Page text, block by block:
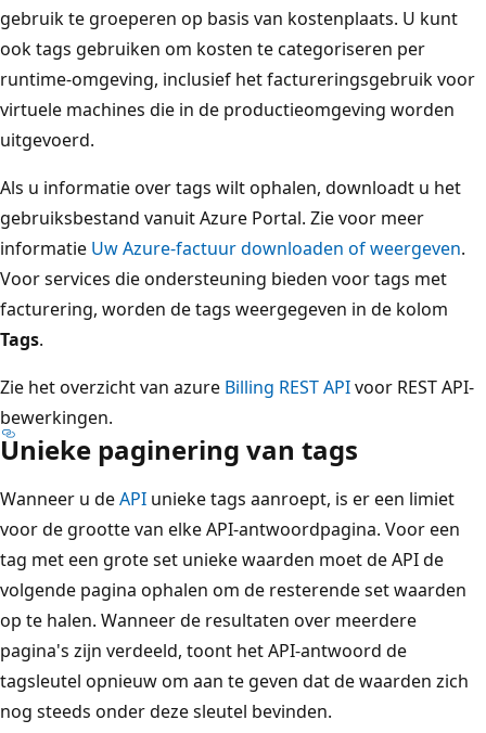
gebruik te groeperen op basis van kostenplaats. U kunt
ook tags gebruiken om kosten te categoriseren per
runtime-omgeving, inclusief het factureringsgebruik voor
virtuele machines die in de productieomgeving worden
uitgevoerd.
Als u informatie over tags wilt ophalen, downloadt u het
gebruiksbestand vanuit Azure Portal. Zie voor meer
informatie Uw Azure-factuur downloaden of weergeven.
Voor services die ondersteuning bieden voor tags met
facturering, worden de tags weergegeven in de kolom
Tags.
Zie het overzicht van azure Billing REST APIvoor REST API-
bewerkingen.
Unieke paginering van tags
Wanneer u deAPI unieke tags aanroept, is er een limiet
voor de grootte van elke API-antwoordpagina. Voor een
tag met een grote set unieke waarden moet de API de
volgende pagina ophalen om de resterende set waarden
op te halen. Wanneer de resultaten over meerdere
pagina's zijn verdeeld, toont het API-antwoord de
tagsleutel opnieuw om aan te geven dat de waarden zich
nog steeds onder deze sleutel bevinden.